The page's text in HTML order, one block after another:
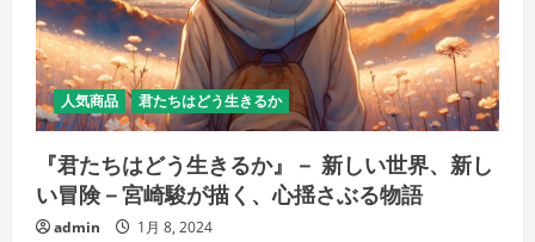
づ
く
ユ
ー
モ
ア
の
魔
の
詳
細
を
ご
人気商品 君たちはどう生きるか
『君たちはどう生きるか』－ 新しい世界、新し
い冒険－宮崎駿が描く、心揺さぶる物語
admin 1月 8, 2024